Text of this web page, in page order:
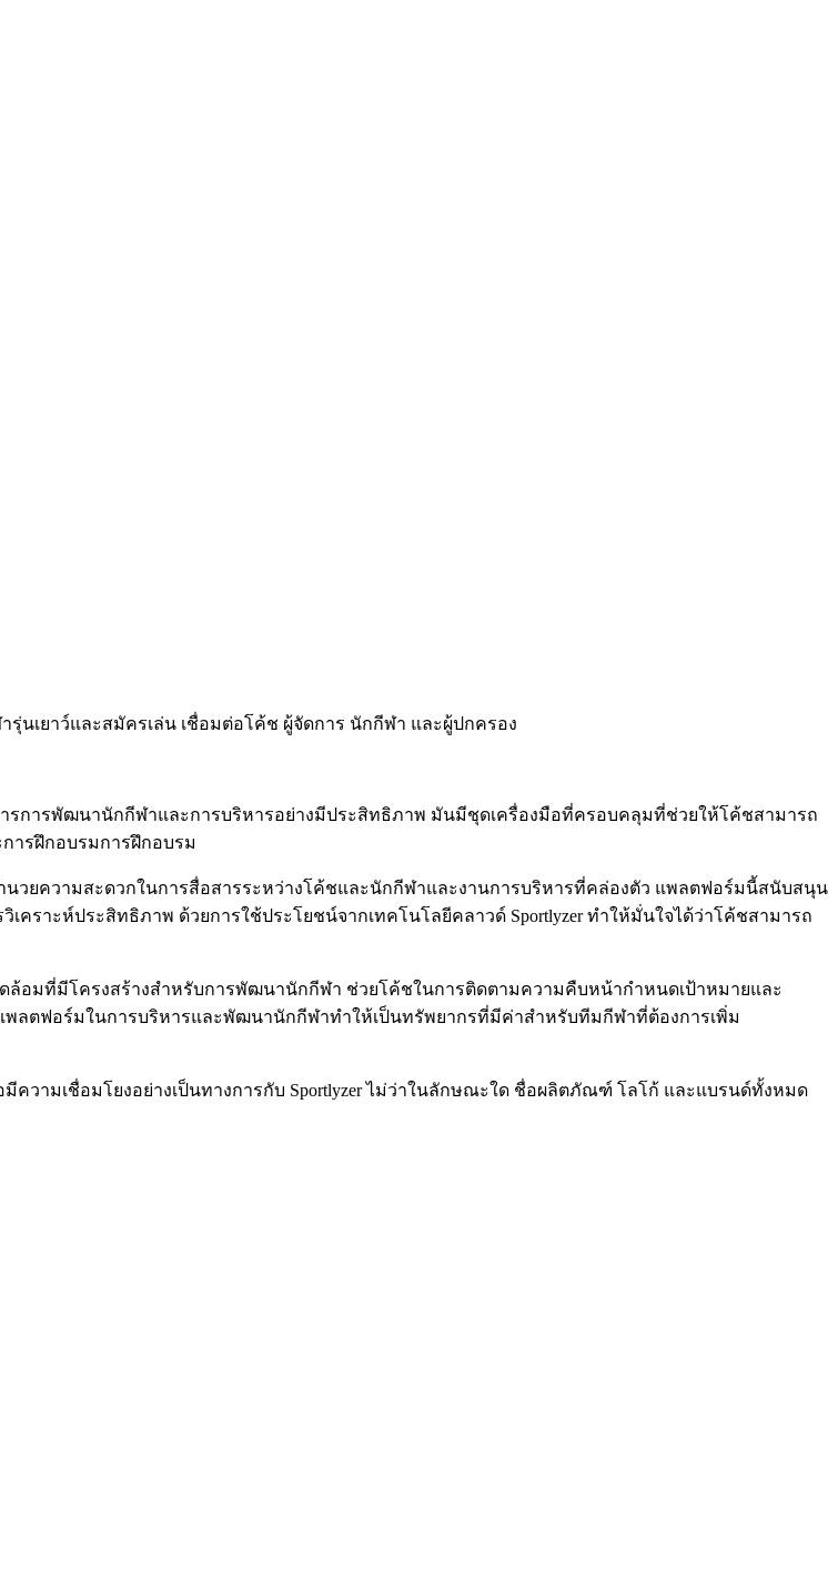
นเยาว์และสมัครเล่น เชื่อมต่อโค้ช ผู้จัดการ นักกีฬา และผู้ปกครอง
รการพัฒนานักกีฬาและการบริหารอย่างมีประสิทธิภาพ มันมีชุดเครื่องมือที่ครอบคลุมที่ช่วยให้โค้ชสามารถ
ารฝึกอบรมการฝึกอบรม
วยความสะดวกในการสื่อสารระหว่างโค้ชและนักกีฬาและงานการบริหารที่คล่องตัว แพลตฟอร์มนี้สนับสนุน
คราะห์ประสิทธิภาพ ด้วยการใช้ประโยชน์จากเทคโนโลยีคลาวด์ Sportlyzer ทำให้มั่นใจได้ว่าโค้ชสามารถ
ล้อมที่มีโครงสร้างสำหรับการพัฒนานักกีฬา ช่วยโค้ชในการติดตามความคืบหน้ากำหนดเป้าหมายและ
ลตฟอร์มในการบริหารและพัฒนานักกีฬาทำให้เป็นทรัพยากรที่มีค่าสำหรับทีมกีฬาที่ต้องการเพิ่ม
ความเชื่อมโยงอย่างเป็นทางการกับ Sportlyzer ไม่ว่าในลักษณะใด ชื่อผลิตภัณฑ์ โลโก้ และแบรนด์ทั้งหมด